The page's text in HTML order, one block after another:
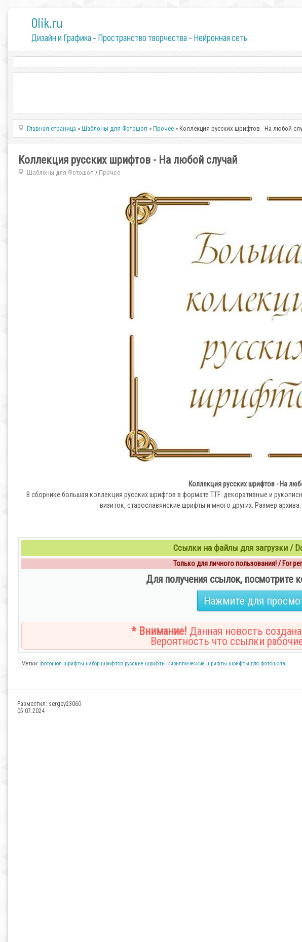
0lik.ru
Дизайн и Графика - Пространство творчества - Нейронная сеть
Главная страница »Шаблоны для Фотошоп »Прочее » Коллекция русских шрифтов - На любой
Коллекция русских шрифтов - На любой случай
Шаблоны для Фотошоп / Прочее
Коллекция русских шрифтов - На
В сборнике большая коллекция русских шрифтов в формате TTF: декоративные и
визиток, старославянские шрифты и много других. Размер
Ссылки на файлы для загрузки /
Только для личного пользования! / For
Для получения ссылок, посмотрите
Нажмите для
* Внимание! Данная новость
Вероятность что ссылки
Метки: фотошоп шрифты набор шрифтов русские шрифты кириллические шрифты шрифты для фотошопа
Разместил: sergey23060
05.07.2024